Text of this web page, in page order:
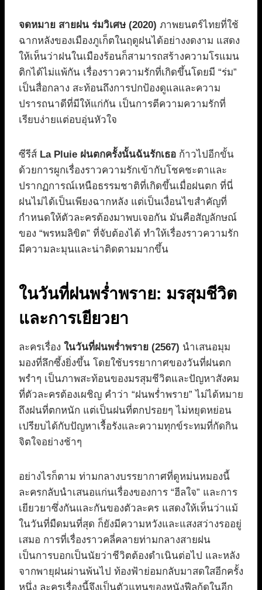
จดหมาย สายฝน ร่มวิเศษ (2020) ภาพยนตร์ไทยที่ใช้
ฉากหลังของเมืองภูเก็ตในฤดูฝนได้อย่างงดงาม แสดง
ให้เห็นว่าฝนในเมืองร้อนก็สามารถสร้างความโรแมน
ติกได้ไม่แพ้กัน เรื่องราวความรักที่เกิดขึ้นโดยมี “ร่ม”
เป็นสื่อกลาง สะท้อนถึงการปกป้องดูแลและความ
ปรารถนาดีที่มีให้แก่กัน เป็นการตีความความรักที่
เรียบง่ายแต่อบอุ่นหัวใจ
ซีรีส์ La Pluie ฝนตกครั้งนั้นฉันรักเธอ ก้าวไปอีกขั้น
ด้วยการผูกเรื่องราวความรักเข้ากับโชคชะตาและ
ปรากฏการณ์เหนือธรรมชาติที่เกิดขึ้นเมื่อฝนตก ที่นี่
ฝนไม่ได้เป็นเพียงฉากหลัง แต่เป็นเงื่อนไขสำคัญที่
กำหนดให้ตัวละครต้องมาพบเจอกัน มันคือสัญลักษณ์
ของ “พรหมลิขิต” ที่จับต้องได้ ทำให้เรื่องราวความรัก
มีความละมุนและน่าติดตามมากขึ้น
ในวันที่ฝนพร่ำพราย: มรสุมชีวิต
และการเยียวยา
ละครเรื่อง ในวันที่ฝนพร่ำพราย (2567) นำเสนอมุม
มองที่ลึกซึ้งยิ่งขึ้น โดยใช้บรรยากาศของวันที่ฝนตก
พรำๆ เป็นภาพสะท้อนของมรสุมชีวิตและปัญหาสังคม
ที่ตัวละครต้องเผชิญ คำว่า “ฝนพร่ำพราย” ไม่ได้หมาย
ถึงฝนที่ตกหนัก แต่เป็นฝนที่ตกปรอยๆ ไม่หยุดหย่อน
เปรียบได้กับปัญหาเรื้อรังและความทุกข์ระทมที่กัดกิน
จิตใจอย่างช้าๆ
อย่างไรก็ตาม ท่ามกลางบรรยากาศที่ดูหม่นหมองนี้
ละครกลับนำเสนอแก่นเรื่องของการ “ฮีลใจ” และการ
เยียวยาซึ่งกันและกันของตัวละคร แสดงให้เห็นว่าแม้
ในวันที่มืดมนที่สุด ก็ยังมีความหวังและแสงสว่างรออยู่
เสมอ การที่เรื่องราวคลี่คลายท่ามกลางสายฝน
เป็นการบอกเป็นนัยว่าชีวิตต้องดำเนินต่อไป และหลัง
จากพายุฝนผ่านพ้นไป ท้องฟ้าย่อมกลับมาสดใสอีกครั้ง
หนึ่ง ละครเรื่องนี้จึงเป็นตัวแทนของหนังฟีลกู้ดในอีก